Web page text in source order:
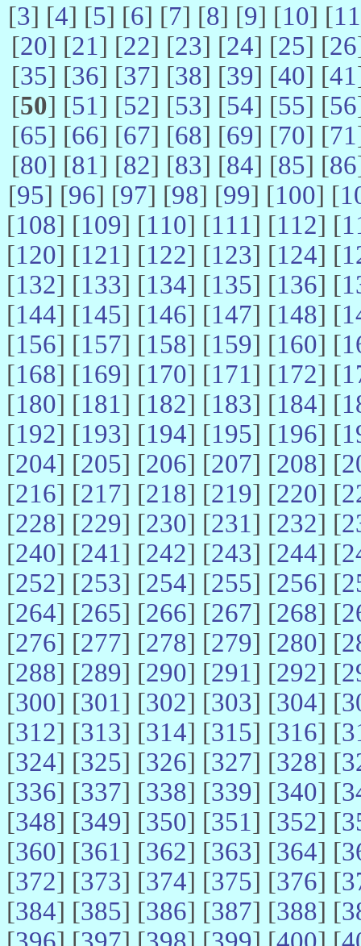
[3] [4] [5] [6] [7] [8] [9] [10] [11
[20] [21] [22] [23] [24] [25] [26
[35] [36] [37] [38] [39] [40] [41
[50] [51] [52] [53] [54] [55] [56
[65] [66] [67] [68] [69] [70] [71
[80] [81] [82] [83] [84] [85] [86
[95] [96] [97] [98] [99] [100] [
[108] [109] [110] [111] [112] [
[120] [121] [122] [123] [124] [
[132] [133] [134] [135] [136] [
[144] [145] [146] [147] [148] [
[156] [157] [158] [159] [160] [
[168] [169] [170] [171] [172] [
[180] [181] [182] [183] [184] [
[192] [193] [194] [195] [196] [
[204] [205] [206] [207] [208] [
[216] [217] [218] [219] [220] [
[228] [229] [230] [231] [232] [
[240] [241] [242] [243] [244] [
[252] [253] [254] [255] [256] [
[264] [265] [266] [267] [268] [
[276] [277] [278] [279] [280] [
[288] [289] [290] [291] [292] [
[300] [301] [302] [303] [304] [
[312] [313] [314] [315] [316] [
[324] [325] [326] [327] [328] [
[336] [337] [338] [339] [340] [
[348] [349] [350] [351] [352] [
[360] [361] [362] [363] [364] [
[372] [373] [374] [375] [376] [
[384] [385] [386] [387] [388] [